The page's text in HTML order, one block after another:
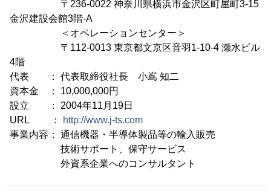
〒236-0022 神奈川県横浜市金沢区町屋町3-15
金沢建設会館3階-A
＜オペレーションセンター＞
〒112-0013 東京都文京区音羽1-10-4 瀬水ビル
4階
代表 ： 代表取締役社長 小嶌 知二
資本金 ： 10,000,000円
設立 ： 2004年11月19日
URL ：
http://www.j-ts.com
事業内容： 通信機器・半導体製品等の輸入販売
技術サポート、保守サービス
外資系企業へのコンサルタント